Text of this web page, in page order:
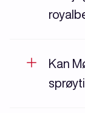
Kan